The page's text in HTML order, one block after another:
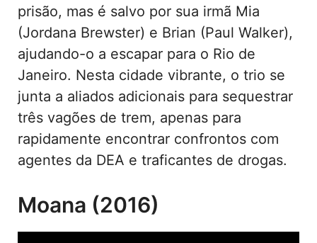
prisão, mas é salvo por sua irmã Mia
(Jordana Brewster) e Brian (Paul Walker),
ajudando-o a escapar para o Rio de
Janeiro. Nesta cidade vibrante, o trio se
junta a aliados adicionais para sequestrar
três vagões de trem, apenas para
rapidamente encontrar confrontos com
agentes da DEA e traficantes de drogas.
Moana (2016)